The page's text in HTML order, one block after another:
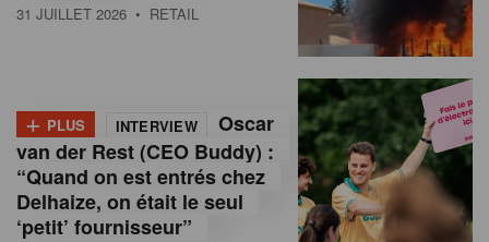
31 JUILLET 2026 • RETAIL
+ PLUS INTERVIEW
Oscar
van der Rest (CEO Buddy) :
“Quand on est entrés chez
Delhaize, on était le seul
‘petit’ fournisseur”